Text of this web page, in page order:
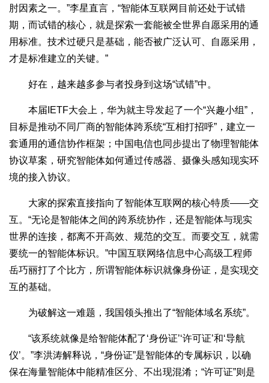
肘因素之一。”李星直言，“智能体互联网目前还处于试错
期，而试错的核心，就是探索一套能被全世界自愿采用的通
用标准。技术过硬只是基础，能否被广泛认可、自愿采用，
才是标准建立的关键。”
好在，越来越多参与者投身到这场“试错”中。
本届IETF大会上，华为就主导发起了一个“兴趣小组”，
目标是推动不同厂商的智能体跨系统“互相打招呼”，建立一
套通用的通信协作框架；中国电信也同步提出了物理智能体
协议草案，研究智能体如何通过传感器、摄像头感知现实环
境的接入协议。
大家的探索直接指向了智能体互联网的核心特质——交
互。“无论是智能体之间的跨系统协作，还是智能体与现实
世界的连接，都离不开高效、规范的交互。而要交互，就需
要统一的智能体标识。”中国互联网络信息中心高级工程师
岳巧丽打了个比方，所谓智能体标识就像身份证，是实现交
互的基础。
为破解这一难题，我国领头推出了“智能体域名系统”。
“该系统就像是给智能体配了‘身份证’‘许可证’和‘导航
仪’。”李洪涛解释说，“身份证”是智能体的专属标识，以确
保在海量智能体中能精准区分、不出现混淆；“许可证”则是